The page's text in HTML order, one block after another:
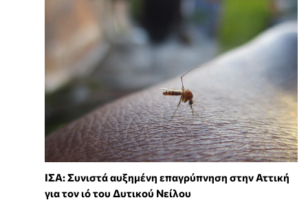
ΙΣΑ: Συνιστά αυξημένη επαγρύπνηση στην Αττική
για τον ιό του Δυτικού Νείλου